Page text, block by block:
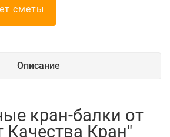
сметы
Описание
кран-балки от
Качества Кран"